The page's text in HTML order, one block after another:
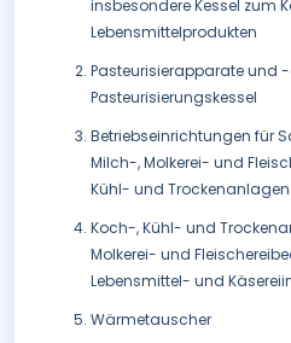
insbesondere Kessel zum
Lebensmittelprodukten
Pasteurisierapparate und
Pasteurisierungskessel
Betriebseinrichtungen für
Milch-, Molkerei- und
Kühl- und Trockenanlagen
Koch-, Kühl- und
Molkerei- und
Lebensmittel- und
Wärmetauscher